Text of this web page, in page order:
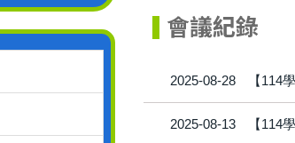
會議紀錄
2025-08-28 【114
2025-08-13 【114